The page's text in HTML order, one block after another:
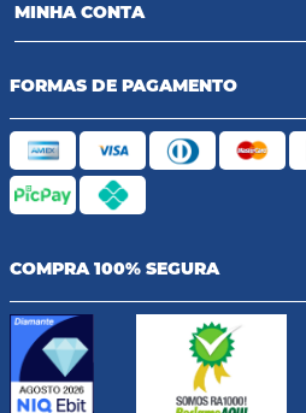
MINHA CONTA
FORMAS DE PAGAMENTO
COMPRA 100% SEGURA